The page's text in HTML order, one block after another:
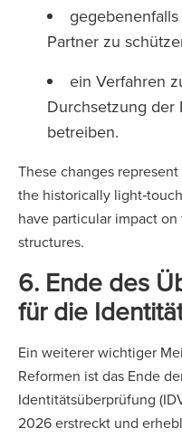
Partner zu
ein Verfahren
Durchsetzung der
betreiben.
These changes
the historically
have particular impact on
structures.
6. Ende des
für die
Ein weiterer wichtiger
Reformen ist das Ende
Identitätsüberprüfung
2026 erstreckt und